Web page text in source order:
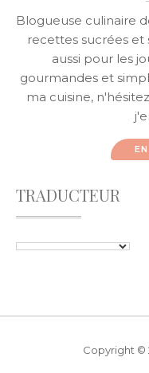
Blogueuse culinaire
recettes sucrées et
aussi pour les
gourmandes et
ma cuisine,
TRADUCTEUR
Copyright ©